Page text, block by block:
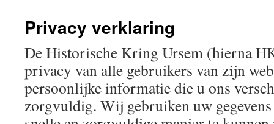
Privacy verklaring
De Historische Kring Ursem (hierna
privacy van alle gebruikers van zijn
persoonlijke informatie die u ons
zorgvuldig. Wij gebruiken uw